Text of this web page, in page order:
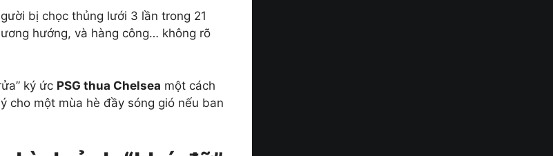
bị chọc thủng lưới 3 lần trong 21
hướng, và hàng công… không rõ
ký ức PSG thua Chelsea một cách
cho một mùa hè đầy sóng gió nếu ban